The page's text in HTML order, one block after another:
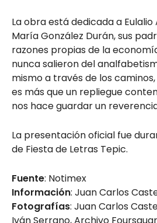
La obra está dedicada a Eulalio
María González Durán, sus
razones propias de la
nunca salieron del
mismo a través de los
es más que un repliegue
nos hace guardar un
La presentación oficial fue
de Fiesta de Letras Tepic.
Fuente: Notimex
Información: Juan Carlos
Fotografías: Juan Carlos
Iván Serrano, Archivo